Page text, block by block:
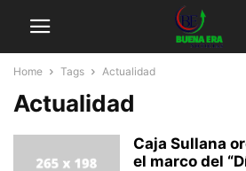
Home Tags Actualidad
Actualidad
Caja Sullana
el marco del